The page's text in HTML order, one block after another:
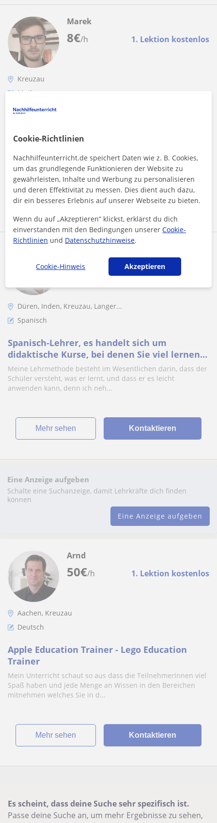
8€/h 1. Lektion kostenlos
Marek
Kreuzau
Mathe
Effektiver Matheunterricht von privatem
Ich Arbeite viel mit Python und Java und habe weitere
Da Mathematik und Informatik...
Mehr sehen Kontaktieren
20€ 1. Lektion kostenlos
Düren, Inden, Kreuzau, Langer...
Spanisch
Spanisch-Lehrer, es handelt sich um
didaktische Kurse, bei denen Sie viel lernen
werden
Meine Lehrmethode besteht im Wesentlichen darin, dass der
Schüler versteht, was er lernt, und dass er es leicht
anwenden kann, denn ich neh...
Mehr sehen Kontaktieren
Eine Anzeige aufgeben
Schalte eine Suchanzeige, damit Lehrkräfte dich finden
können
Eine Anzeige aufgeben
50€/h 1. Lektion kostenlos
Arnd
Aachen, Kreuzau
Deutsch
Apple Education Trainer - Lego Education
Trainer
Mein Unterricht schaut so aus dass die TeilnehmerInnen viel
Spaß haben und jede Menge an Wissen in den Bereichen
mitnehmen welches Sie in d...
Mehr sehen Kontaktieren
Es scheint, dass deine Suche sehr spezifisch ist.
Passe deine Suche an, um mehr Ergebnisse zu sehen,
Cookie-Richtlinien
Nachhilfeunterricht.de speichert Daten wie z. B. Cookies,
um das grundlegende Funktionieren der Website zu
gewährleisten, Inhalte und Werbung zu personalisieren
und deren Effektivität zu messen. Dies dient auch dazu,
dir ein besseres Erlebnis auf unserer Webseite zu bieten.
Wenn du auf „Akzeptieren” klickst, erklärst du dich
einverstanden mit den Bedingungen unsererCookie-
Richtlinien und Datenschutzhinweise.
Cookie-Hinweis Akzeptieren